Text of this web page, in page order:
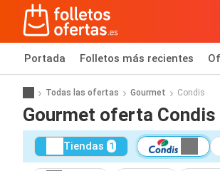
Portada Folletos más recientes
Todas las ofertas Gourmet Condis
Gourmet oferta Condis
Tiendas 1